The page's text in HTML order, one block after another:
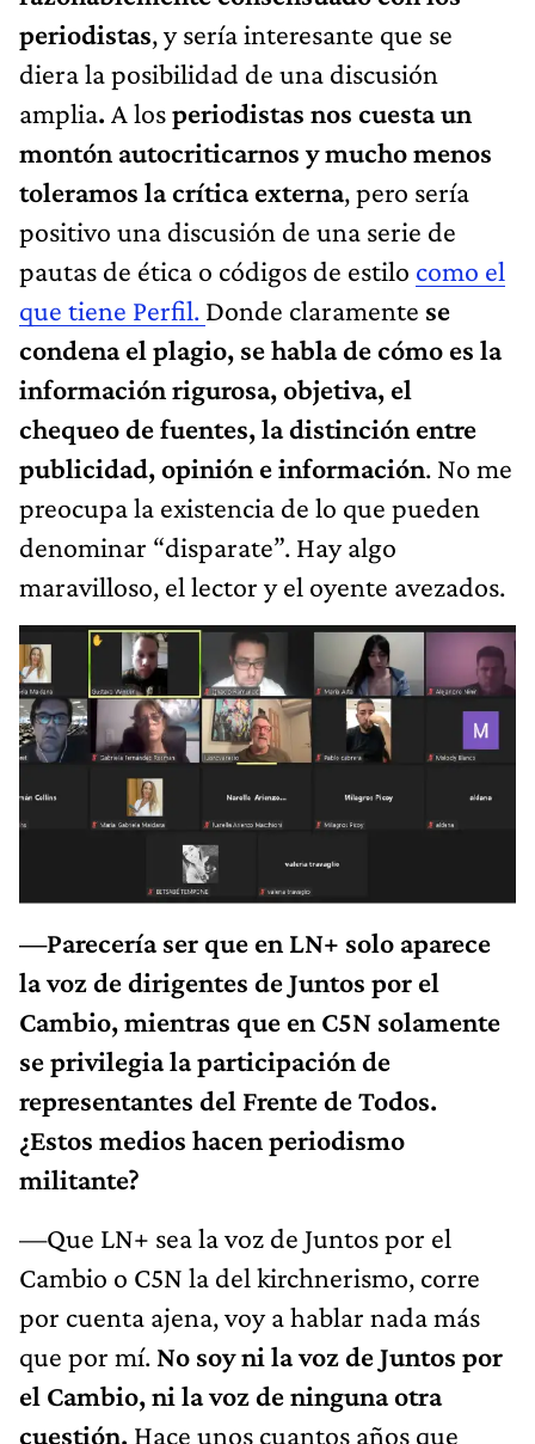
periodistas, y sería interesante que se
diera la posibilidad de una discusión
amplia. A losperiodistas nos cuesta un
montón autocriticarnos y mucho menos
toleramos la crítica externa, pero sería
positivo una discusión de una serie de
pautas de ética o códigos de estilo como el
que tiene Perfil. Donde claramente se
condena el plagio, se habla de cómo es la
información rigurosa, objetiva, el
chequeo de fuentes, la distinción entre
publicidad, opinión e información. No me
preocupa la existencia de lo que pueden
denominar “disparate”. Hay algo
maravilloso, el lector y el oyente avezados.
—Parecería ser que en LN+ solo aparece
la voz de dirigentes de Juntos por el
Cambio, mientras que en C5N solamente
se privilegia la participación de
representantes del Frente de Todos.
¿Estos medios hacen periodismo
militante?
—Que LN+ sea la voz de Juntos por el
Cambio o C5N la del kirchnerismo, corre
por cuenta ajena, voy a hablar nada más
que por mí. No soy ni la voz de Juntos por
el Cambio, ni la voz de ninguna otra
cuestión. Hace unos cuantos años que